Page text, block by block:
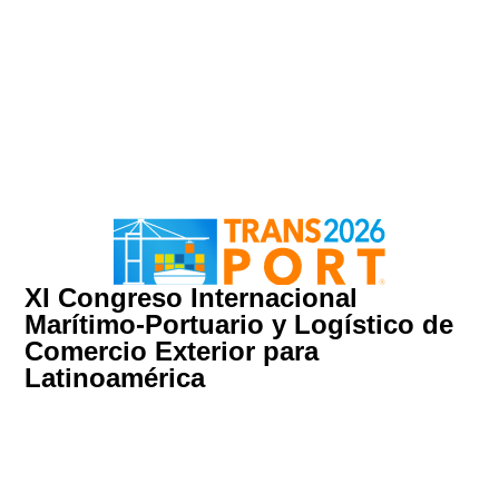
XI Congreso Internacional
Marítimo-Portuario y Logístico de
Comercio Exterior para
Latinoamérica